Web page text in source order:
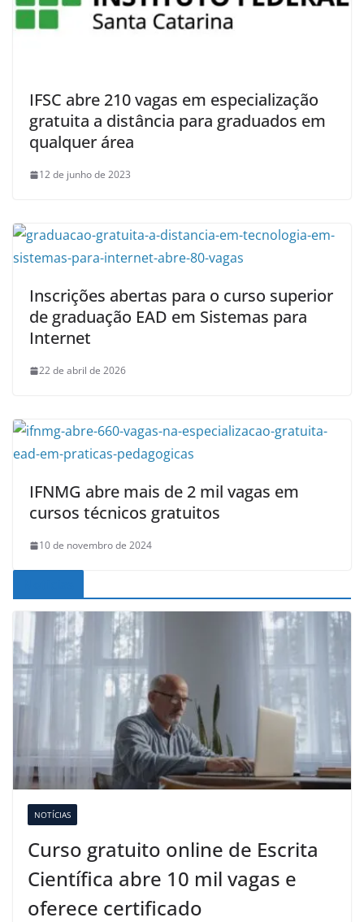
IFSC abre 210 vagas em especialização
gratuita a distância para graduados em
qualquer área
12 de junho de 2023
Inscrições abertas para o curso superior
de graduação EAD em Sistemas para
Internet
22 de abril de 2026
IFNMG abre mais de 2 mil vagas em
cursos técnicos gratuitos
10 de novembro de 2024
NOTÍCIAS
Curso gratuito online de Escrita
Científica abre 10 mil vagas e
oferece certificado